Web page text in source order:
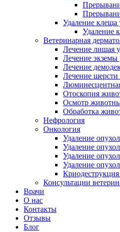
Удаление
Удаление
Ветеринарная
Лечение лишая
Лечение
Лечение
Лечение
Отоскопия
Осмотр
Обработка
Нефрология
Онкология
Удаление
Удаление
Удаление
Удаление
Консультации
Врачи
О нас
Контакты
Отзывы
Блог